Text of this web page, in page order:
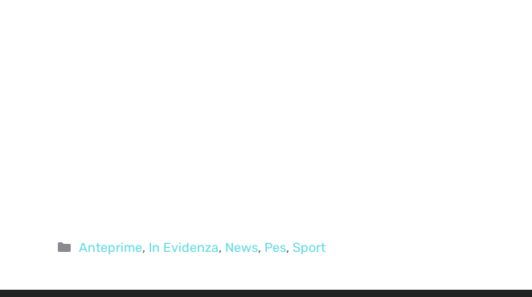
Categorie
Anteprime, In Evidenza, News, Pes, Sport